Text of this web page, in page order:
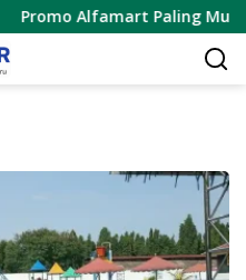
Promo Alfamart Paling Murah